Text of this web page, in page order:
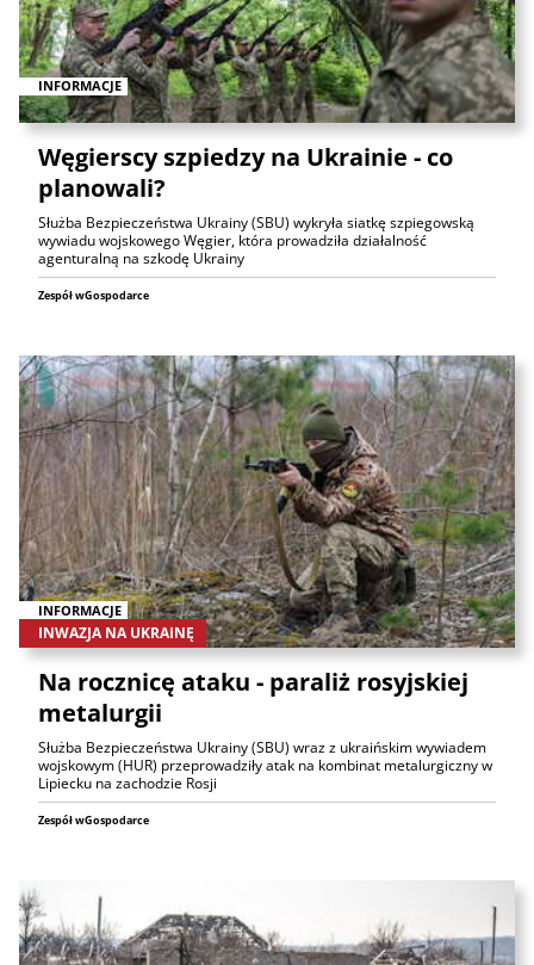
INFORMACJE
Węgierscy szpiedzy na Ukrainie - co
planowali?
Służba Bezpieczeństwa Ukrainy (SBU) wykryła siatkę szpiegowską
wywiadu wojskowego Węgier, która prowadziła działalność
agenturalną na szkodę Ukrainy
Zespół wGospodarce
INFORMACJE
INWAZJA NA UKRAINĘ
Na rocznicę ataku - paraliż rosyjskiej
metalurgii
Służba Bezpieczeństwa Ukrainy (SBU) wraz z ukraińskim wywiadem
wojskowym (HUR) przeprowadziły atak na kombinat metalurgiczny w
Lipiecku na zachodzie Rosji
Zespół wGospodarce